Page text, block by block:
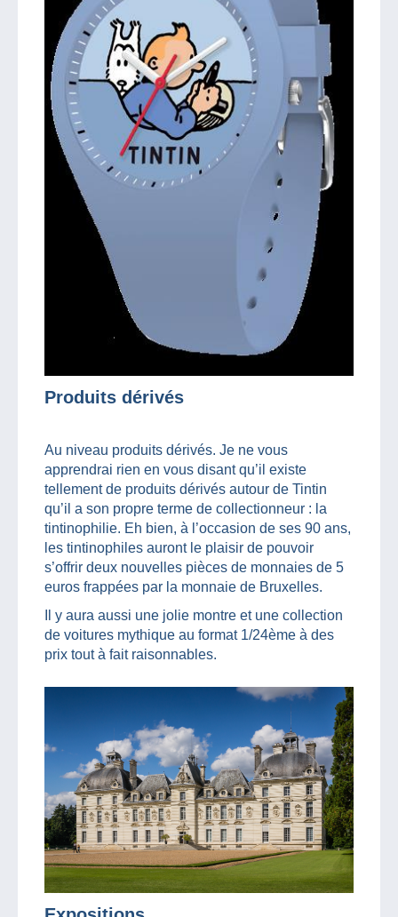
Produits dérivés
Au niveau produits dérivés. Je ne vous
apprendrai rien en vous disant qu’il existe
tellement de produits dérivés autour de Tintin
qu’il a son propre terme de collectionneur : la
tintinophilie. Eh bien, à l’occasion de ses 90 ans,
les tintinophiles auront le plaisir de pouvoir
s’offrir deux nouvelles pièces de monnaies de 5
euros frappées par la monnaie de Bruxelles.
Il y aura aussi une jolie montre et une collection
de voitures mythique au format 1/24ème à des
prix tout à fait raisonnables.